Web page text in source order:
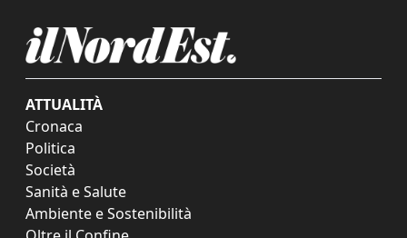
ATTUALITÀ
Cronaca
Politica
Società
Sanità e Salute
Ambiente e Sostenibilità